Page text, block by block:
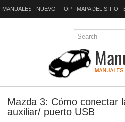
MANUALES NUEVO TOP MAPA DEL SITIO
Mazda 3: Cómo conectar
auxiliar/ puerto USB